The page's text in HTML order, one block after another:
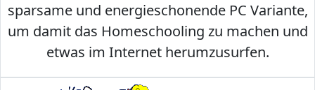
sparsame und energieschonende PC Variante,
um damit das Homeschooling zu machen und
etwas im Internet herumzusurfen.